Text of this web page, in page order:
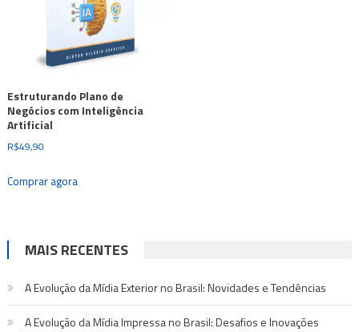
Estruturando Plano de
Negócios com Inteligência
Artificial
R$49,90
Comprar agora
MAIS RECENTES
A Evolução da Mídia Exterior no Brasil: Novidades e Tendências
A Evolução da Mídia Impressa no Brasil: Desafios e Inovações